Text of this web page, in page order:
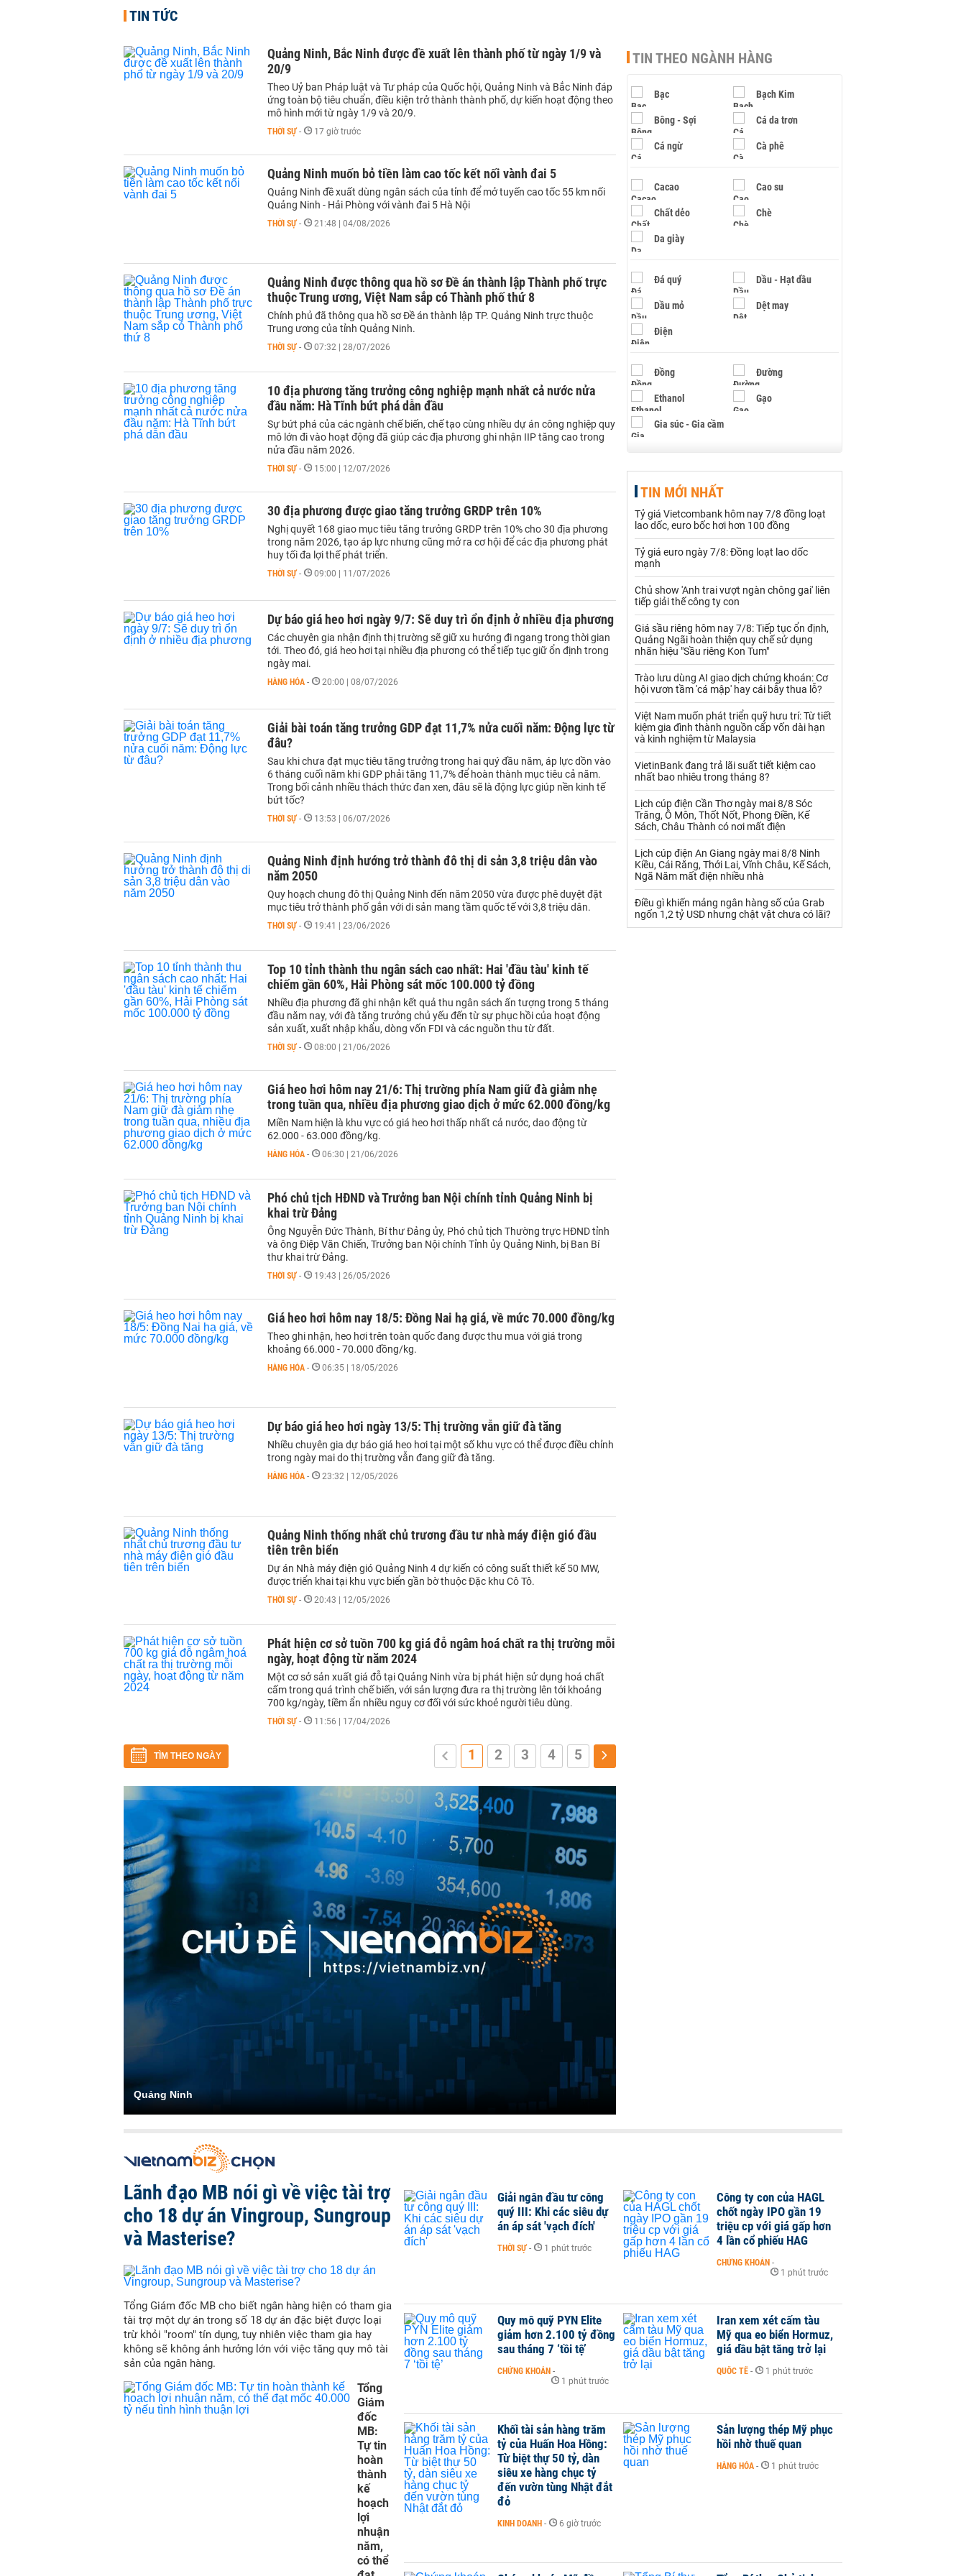
TIN TỨC
Quảng Ninh, Bắc Ninh được đề xuất lên thành phố từ ngày 1/9 và
20/9
Theo Uỷ ban Pháp luật và Tư pháp của Quốc hội, Quảng Ninh và Bắc Ninh đáp
ứng toàn bộ tiêu chuẩn, điều kiện trở thành thành phố, dự kiến hoạt động theo
mô hình mới từ ngày 1/9 và 20/9.
THỜI SỰ - 17 giờ trước
Quảng Ninh muốn bỏ tiền làm cao tốc kết nối vành đai 5
Quảng Ninh đề xuất dùng ngân sách của tỉnh để mở tuyến cao tốc 55 km nối
Quảng Ninh - Hải Phòng với vành đai 5 Hà Nội
THỜI SỰ - 21:48 | 04/08/2026
Quảng Ninh được thông qua hồ sơ Đề án thành lập Thành phố trực
thuộc Trung ương, Việt Nam sắp có Thành phố thứ 8
Chính phủ đã thông qua hồ sơ Đề án thành lập TP. Quảng Ninh trực thuộc
Trung ương của tỉnh Quảng Ninh.
THỜI SỰ - 07:32 | 28/07/2026
10 địa phương tăng trưởng công nghiệp mạnh nhất cả nước nửa
đầu năm: Hà Tĩnh bứt phá dẫn đầu
Sự bứt phá của các ngành chế biến, chế tạo cùng nhiều dự án công nghiệp quy
mô lớn đi vào hoạt động đã giúp các địa phương ghi nhận IIP tăng cao trong
nửa đầu năm 2026.
THỜI SỰ - 15:00 | 12/07/2026
30 địa phương được giao tăng trưởng GRDP trên 10%
Nghị quyết 168 giao mục tiêu tăng trưởng GRDP trên 10% cho 30 địa phương
trong năm 2026, tạo áp lực nhưng cũng mở ra cơ hội để các địa phương phát
huy tối đa lợi thế phát triển.
THỜI SỰ - 09:00 | 11/07/2026
Dự báo giá heo hơi ngày 9/7: Sẽ duy trì ổn định ở nhiều địa phương
Các chuyên gia nhận định thị trường sẽ giữ xu hướng đi ngang trong thời gian
tới. Theo đó, giá heo hơi tại nhiều địa phương có thể tiếp tục giữ ổn định trong
ngày mai.
HÀNG HÓA - 20:00 | 08/07/2026
Giải bài toán tăng trưởng GDP đạt 11,7% nửa cuối năm: Động lực từ
đâu?
Sau khi chưa đạt mục tiêu tăng trưởng trong hai quý đầu năm, áp lực dồn vào
6 tháng cuối năm khi GDP phải tăng 11,7% để hoàn thành mục tiêu cả năm.
Trong bối cảnh nhiều thách thức đan xen, đâu sẽ là động lực giúp nền kinh tế
bứt tốc?
THỜI SỰ - 13:53 | 06/07/2026
Quảng Ninh định hướng trở thành đô thị di sản 3,8 triệu dân vào
năm 2050
Quy hoạch chung đô thị Quảng Ninh đến năm 2050 vừa được phê duyệt đặt
mục tiêu trở thành phố gắn với di sản mang tầm quốc tế với 3,8 triệu dân.
THỜI SỰ - 19:41 | 23/06/2026
Top 10 tỉnh thành thu ngân sách cao nhất: Hai 'đầu tàu' kinh tế
chiếm gần 60%, Hải Phòng sát mốc 100.000 tỷ đồng
Nhiều địa phương đã ghi nhận kết quả thu ngân sách ấn tượng trong 5 tháng
đầu năm nay, với đà tăng trưởng chủ yếu đến từ sự phục hồi của hoạt động
sản xuất, xuất nhập khẩu, dòng vốn FDI và các nguồn thu từ đất.
THỜI SỰ - 08:00 | 21/06/2026
Giá heo hơi hôm nay 21/6: Thị trường phía Nam giữ đà giảm nhẹ
trong tuần qua, nhiều địa phương giao dịch ở mức 62.000 đồng/kg
Miền Nam hiện là khu vực có giá heo hơi thấp nhất cả nước, dao động từ
62.000 - 63.000 đồng/kg.
HÀNG HÓA - 06:30 | 21/06/2026
Phó chủ tịch HĐND và Trưởng ban Nội chính tỉnh Quảng Ninh bị
khai trừ Đảng
Ông Nguyễn Đức Thành, Bí thư Đảng ủy, Phó chủ tịch Thường trực HĐND tỉnh
và ông Điệp Văn Chiến, Trưởng ban Nội chính Tỉnh ủy Quảng Ninh, bị Ban Bí
thư khai trừ Đảng.
THỜI SỰ - 19:43 | 26/05/2026
Giá heo hơi hôm nay 18/5: Đồng Nai hạ giá, về mức 70.000 đồng/kg
Theo ghi nhận, heo hơi trên toàn quốc đang được thu mua với giá trong
khoảng 66.000 - 70.000 đồng/kg.
HÀNG HÓA - 06:35 | 18/05/2026
Dự báo giá heo hơi ngày 13/5: Thị trường vẫn giữ đà tăng
Nhiều chuyên gia dự báo giá heo hơi tại một số khu vực có thể được điều chỉnh
trong ngày mai do thị trường vẫn đang giữ đà tăng.
HÀNG HÓA - 23:32 | 12/05/2026
Quảng Ninh thống nhất chủ trương đầu tư nhà máy điện gió đầu
tiên trên biển
Dự án Nhà máy điện gió Quảng Ninh 4 dự kiến có công suất thiết kế 50 MW,
được triển khai tại khu vực biển gần bờ thuộc Đặc khu Cô Tô.
THỜI SỰ - 20:43 | 12/05/2026
Phát hiện cơ sở tuồn 700 kg giá đỗ ngâm hoá chất ra thị trường mỗi
ngày, hoạt động từ năm 2024
Một cơ sở sản xuất giá đỗ tại Quảng Ninh vừa bị phát hiện sử dụng hoá chất
cấm trong quá trình chế biến, với sản lượng đưa ra thị trường lên tới khoảng
700 kg/ngày, tiềm ẩn nhiều nguy cơ đối với sức khoẻ người tiêu dùng.
THỜI SỰ - 11:56 | 17/04/2026
TÌM THEO NGÀY 1 2 3 4 5
Quảng Ninh
TIN THEO NGÀNH HÀNG
Bạc Bạch Kim
Bông - Sợi Cá da trơn
Cá ngừ Cà phê
Cacao Cao su
Chất dẻo Chè
Da giày
Đá quý Dầu - Hạt dầu
Dầu mỏ Dệt may
Điện
Đồng Đường
Ethanol Gạo
Gia súc - Gia cầm
Hạt điều
Khí đốt
Kim loại khác Mắc ca
Muối Ngũ cốc
Nhựa - Hạt nhựa
Palladium Phân bón
Rau - Củ -Quả Sắt thép
Sữa
Than
Thủy hải sản khác Tôm
Xăng dầu
Xi măng - Clynker
TIN MỚI NHẤT
Tỷ giá Vietcombank hôm nay 7/8 đồng loạt
lao dốc, euro bốc hơi hơn 100 đồng
Tỷ giá euro ngày 7/8: Đồng loạt lao dốc
mạnh
Chủ show 'Anh trai vượt ngàn chông gai' liên
tiếp giải thế công ty con
Giá sầu riêng hôm nay 7/8: Tiếp tục ổn định,
Quảng Ngãi hoàn thiện quy chế sử dụng
nhãn hiệu "Sầu riêng Kon Tum"
Trào lưu dùng AI giao dịch chứng khoán: Cơ
hội vươn tầm 'cá mập' hay cái bẫy thua lỗ?
Việt Nam muốn phát triển quỹ hưu trí: Từ tiết
kiệm gia đình thành nguồn cấp vốn dài hạn
và kinh nghiệm từ Malaysia
VietinBank đang trả lãi suất tiết kiệm cao
nhất bao nhiêu trong tháng 8?
Lịch cúp điện Cần Thơ ngày mai 8/8 Sóc
Trăng, Ô Môn, Thốt Nốt, Phong Điền, Kế
Sách, Châu Thành có nơi mất điện
Lịch cúp điện An Giang ngày mai 8/8 Ninh
Kiều, Cái Răng, Thới Lai, Vĩnh Châu, Kế Sách,
Ngã Năm mất điện nhiều nhà
Điều gì khiến mảng ngân hàng số của Grab
ngốn 1,2 tỷ USD nhưng chật vật chưa có lãi?
Lãnh đạo MB nói gì về việc tài trợ
cho 18 dự án Vingroup, Sungroup
và Masterise?
Tổng Giám đốc MB cho biết ngân hàng hiện có tham gia
tài trợ một dự án trong số 18 dự án đặc biệt được loại
trừ khỏi "room" tín dụng, tuy nhiên việc tham gia hay
không sẽ không ảnh hưởng lớn với việc tăng quy mô tài
sản của ngân hàng.
Tổng
Giám
đốc
MB:
Tự tin
hoàn
thành
kế
hoạch
lợi
nhuận
năm,
có thể
Giải ngân đầu tư công
quý III: Khi các siêu dự
án áp sát 'vạch đích'
THỜI SỰ - 1 phút trước
Công ty con của HAGL
chốt ngày IPO gần 19
triệu cp với giá gấp hơn
4 lần cổ phiếu HAG
CHỨNG KHOÁN -
1 phút trước
Quy mô quỹ PYN Elite
giảm hơn 2.100 tỷ đồng
sau tháng 7 ‘tồi tệ’
CHỨNG KHOÁN -
1 phút trước
Iran xem xét cấm tàu
Mỹ qua eo biển Hormuz,
giá dầu bật tăng trở lại
QUỐC TẾ - 1 phút trước
Khối tài sản hàng trăm
tỷ của Huấn Hoa Hồng:
Từ biệt thự 50 tỷ, dàn
siêu xe hàng chục tỷ
đến vườn tùng Nhật đắt
đỏ
KINH DOANH - 6 giờ trước
Sản lượng thép Mỹ phục
hồi nhờ thuế quan
HÀNG HÓA - 1 phút trước